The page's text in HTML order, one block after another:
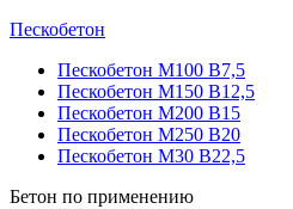
Пескобетон
Пескобетон М100 В7,5
Пескобетон М150 В12,5
Пескобетон М200 В15
Пескобетон М250 В20
Пескобетон М30 В22,5
Бетон по применению